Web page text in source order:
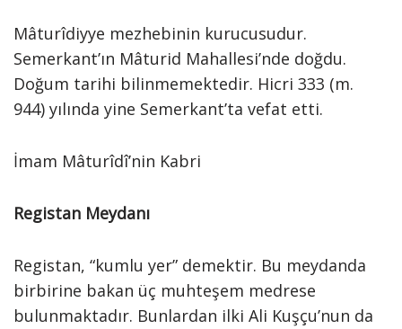
Mâturîdiyye mezhebinin kurucusudur.
Semerkant’ın Mâturid Mahallesi’nde doğdu.
Doğum tarihi bilinmemektedir. Hicri 333 (m.
944) yılında yine Semerkant’ta vefat etti.
İmam Mâturîdî’nin Kabri
Registan Meydanı
Registan, “kumlu yer” demektir. Bu meydanda
birbirine bakan üç muhteşem medrese
bulunmaktadır. Bunlardan ilki Ali Kuşçu’nun da